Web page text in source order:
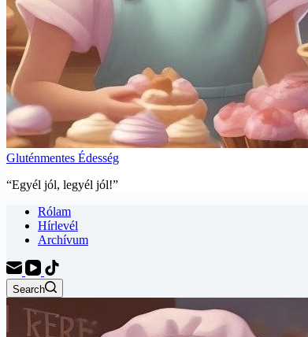
Gluténmentes Édesség
“Egyél jól, legyél jól!”
Rólam
Hírlevél
Archívum
Search